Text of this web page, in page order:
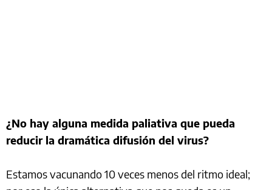
¿No hay alguna medida paliativa que pueda
reducir la dramática difusión del virus?
Estamos vacunando 10 veces menos del ritmo ideal;